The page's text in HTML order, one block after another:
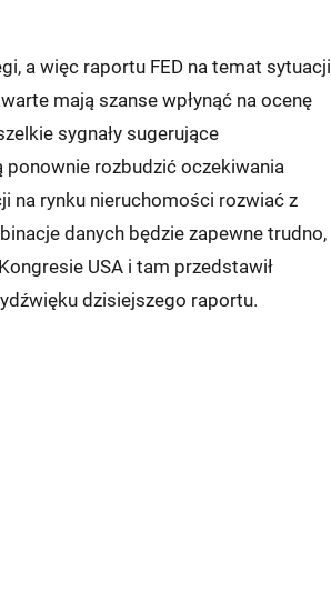
a więc raportu FED na temat sytuacji
mają szanse wpłynąć na ocenę
sygnały sugerujące
rozbudzić oczekiwania
na rynku nieruchomości rozwiać z
danych będzie zapewne trudno,
USA i tam przedstawił
dzisiejszego raportu.